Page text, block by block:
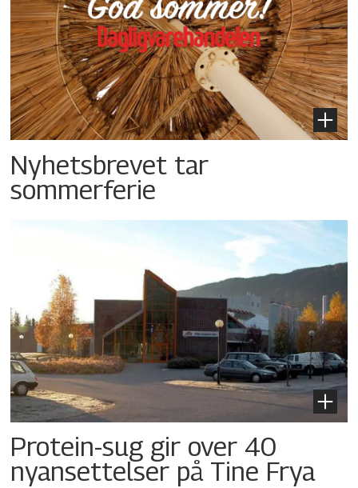
Nyhetsbrevet tar
sommerferie
Protein-sug gir over 40
nyansettelser på Tine Frya